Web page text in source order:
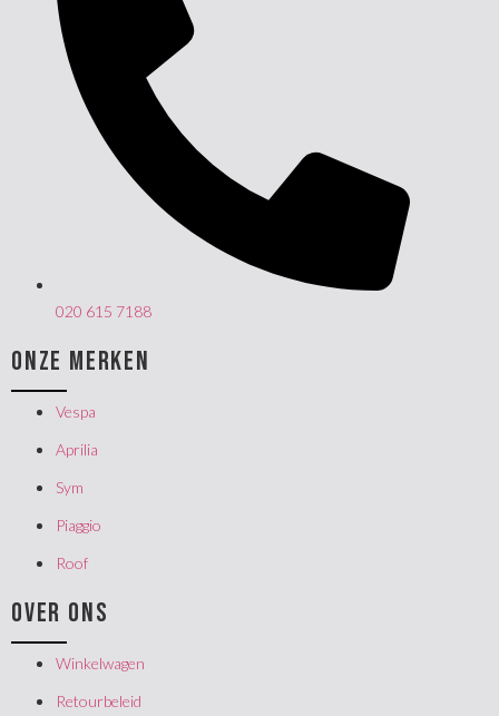
020 615 7188
ONZE MERKEN
Vespa
Aprilia
Sym
Piaggio
Roof
OVER ONS
Winkelwagen
Retourbeleid